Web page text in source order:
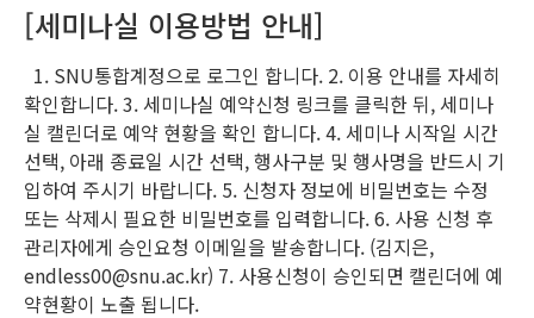
[세미나실 이용방법 안내]
1. SNU통합계정으로 로그인 합니다. 2. 이용 안내를 자세히
확인합니다. 3. 세미나실 예약신청 링크를 클릭한 뒤, 세미나
실 캘린더로 예약 현황을 확인 합니다. 4. 세미나 시작일 시간
선택, 아래 종료일 시간 선택, 행사구분 및 행사명을 반드시 기
입하여 주시기 바랍니다. 5. 신청자 정보에 비밀번호는 수정
또는 삭제시 필요한 비밀번호를 입력합니다. 6. 사용 신청 후
관리자에게 승인요청 이메일을 발송합니다. (김지은,
endless00@snu.ac.kr) 7. 사용신청이 승인되면 캘린더에 예
약현황이 노출 됩니다.